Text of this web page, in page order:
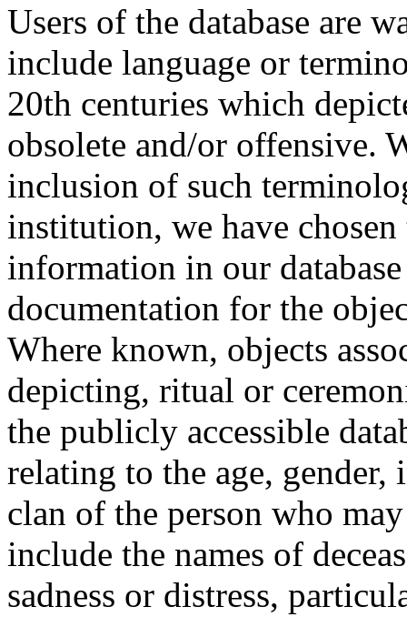
Users of the database are
include language or
20th centuries which
obsolete and/or offensive.
inclusion of such
institution, we have
information in our
documentation for the
Where known, objects
depicting, ritual or
the publicly accessible
relating to the age,
clan of the person who
include the names of
sadness or distress,